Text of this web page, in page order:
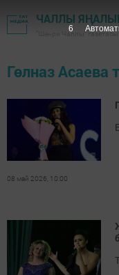
ЧАЛЛЫ
"Шәһри Чаллы" газетасы
Гөлназ Асаева
08 май 2026, 10:00
6